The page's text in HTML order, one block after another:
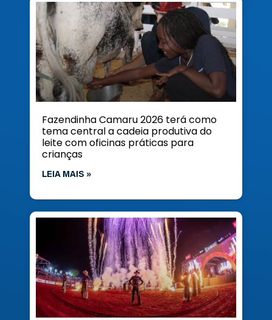
Fazendinha Camaru 2026 terá como
tema central a cadeia produtiva do
leite com oficinas práticas para
crianças
LEIA MAIS »